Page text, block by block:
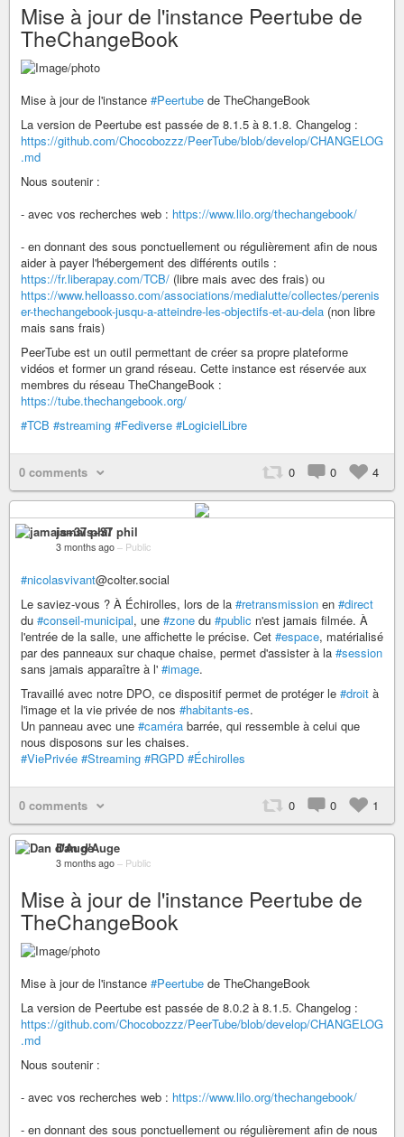
Mise à jour de l'instance Peertube de
TheChangeBook
Mise à jour de l'instance #Peertube de TheChangeBook
La version de Peertube est passée de 8.1.5 à 8.1.8. Changelog :
https://github.com/Chocobozzz/PeerTube/blob/develop/CHANGELOG
.md
Nous soutenir :
- avec vos recherches web : https://www.lilo.org/thechangebook/
- en donnant des sous ponctuellement ou régulièrement afin de nous
aider à payer l'hébergement des différents outils :
https://fr.liberapay.com/TCB/ (libre mais avec des frais) ou
https://www.helloasso.com/associations/medialutte/collectes/perenis
er-thechangebook-jusqu-a-atteindre-les-objectifs-et-au-dela (non libre
mais sans frais)
PeerTube est un outil permettant de créer sa propre plateforme
vidéos et former un grand réseau. Cette instance est réservée aux
membres du réseau TheChangeBook :
https://tube.thechangebook.org/
#TCB #streaming #Fediverse #LogicielLibre
0 comments 0 0 4
jamais+37 phil
3 months ago – Public
#nicolasvivant@colter.social
Le saviez-vous ? À Échirolles, lors de la #retransmission en #direct
du #conseil-municipal, une #zone du #public n'est jamais filmée. À
l'entrée de la salle, une affichette le précise. Cet #espace, matérialisé
par des panneaux sur chaque chaise, permet d'assister à la #session
sans jamais apparaître à l' #image.
Travaillé avec notre DPO, ce dispositif permet de protéger le #droit à
l'image et la vie privée de nos #habitants-es.
Un panneau avec une #caméra barrée, qui ressemble à celui que
nous disposons sur les chaises.
#ViePrivée #Streaming #RGPD #Échirolles
0 comments 0 0 1
Dan d'Auge
3 months ago – Public
Mise à jour de l'instance Peertube de
TheChangeBook
Mise à jour de l'instance #Peertube de TheChangeBook
La version de Peertube est passée de 8.0.2 à 8.1.5. Changelog :
https://github.com/Chocobozzz/PeerTube/blob/develop/CHANGELOG
.md
Nous soutenir :
- avec vos recherches web : https://www.lilo.org/thechangebook/
- en donnant des sous ponctuellement ou régulièrement afin de nous